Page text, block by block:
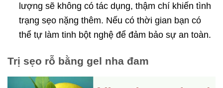
lượng sẽ không có tác dụng, thậm chí khiến tình
trạng sẹo nặng thêm. Nếu có thời gian bạn có
thể tự làm tinh bột nghệ để đảm bảo sự an toàn.
Trị sẹo rỗ bằng gel nha đam